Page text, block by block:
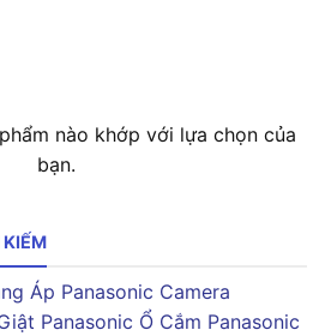
nào khớp với lựa chọn của
bạn.
Áp Panasonic Camera
Panasonic Ổ Cắm Panasonic